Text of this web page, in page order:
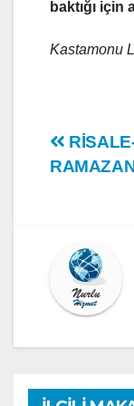
baktığı için
Kastamonu
Yazı